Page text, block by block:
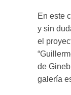
En este
y sin
el
de
galería